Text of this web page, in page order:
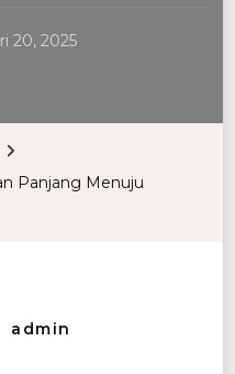
20, 2025
Panjang Menuju
admin